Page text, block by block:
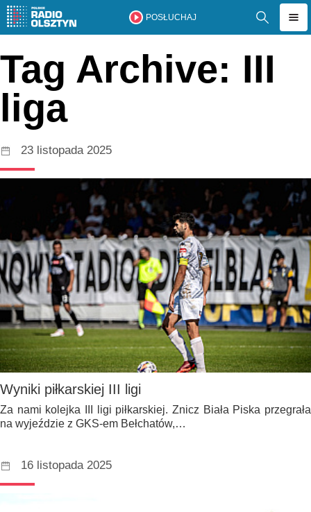
POSŁUCHAJ
Tag Archive: III
liga
23 listopada 2025
Wyniki piłkarskiej III ligi
Za nami kolejka III ligi piłkarskiej. Znicz Biała Piska przegrała
na wyjeździe z GKS-em Bełchatów,…
16 listopada 2025